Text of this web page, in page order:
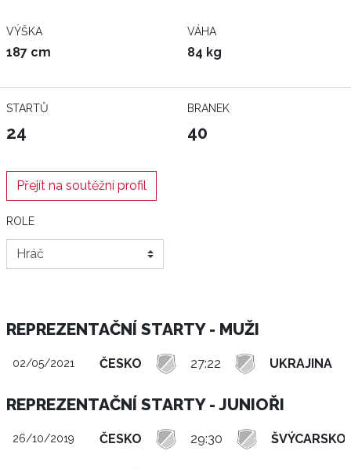
VÝŠKA
187 cm
VÁHA
84 kg
STARTŮ
24
BRANEK
40
Přejít na soutěžní profil
ROLE
REPREZENTAČNÍ STARTY - MUŽI
02/05/2021 ČESKO 27:22 UKRAJINA
REPREZENTAČNÍ STARTY - JUNIOŘI
26/10/2019 ČESKO 29:30 ŠVÝCARSKO